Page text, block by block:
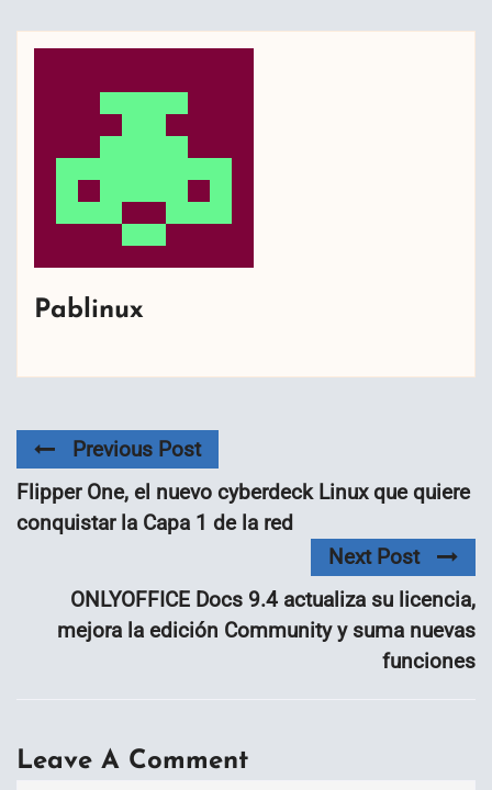
Pablinux
Previous Post
Flipper One, el nuevo cyberdeck Linux que quiere
conquistar la Capa 1 de la red
Next Post
ONLYOFFICE Docs 9.4 actualiza su licencia,
mejora la edición Community y suma nuevas
funciones
Leave A Comment